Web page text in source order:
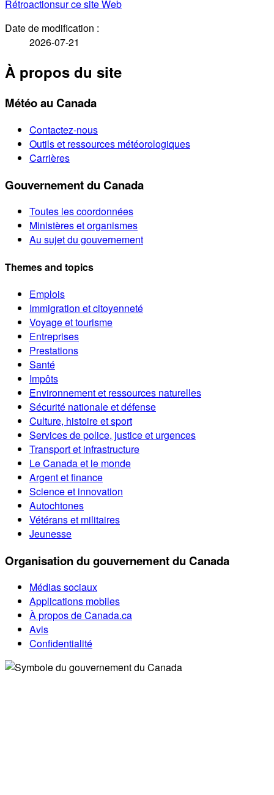
Rétroactionsur ce site Web
Date de modification :
2026-07-21
À propos du site
Météo au Canada
Contactez-nous
Outils et ressources météorologiques
Carrières
Gouvernement du Canada
Toutes les coordonnées
Ministères et organismes
Au sujet du gouvernement
Themes and topics
Emplois
Immigration et citoyenneté
Voyage et tourisme
Entreprises
Prestations
Santé
Impôts
Environnement et ressources naturelles
Sécurité nationale et défense
Culture, histoire et sport
Services de police, justice et urgences
Transport et infrastructure
Le Canada et le monde
Argent et finance
Science et innovation
Autochtones
Vétérans et militaires
Jeunesse
Organisation du gouvernement du Canada
Médias sociaux
Applications mobiles
À propos de Canada.ca
Avis
Confidentialité